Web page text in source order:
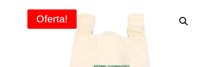
Oferta!